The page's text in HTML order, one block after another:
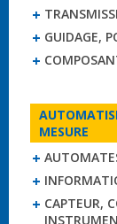
GUIDAGE,
MESURE
CAPTEUR,